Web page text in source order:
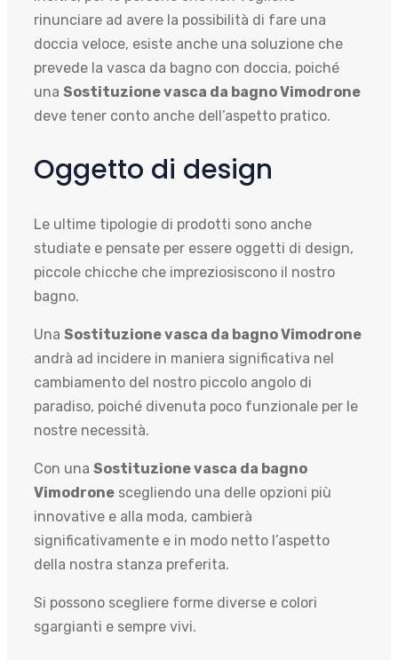
rinunciare ad avere la possibilità di fare una
doccia veloce, esiste anche una soluzione che
prevede la vasca da bagno con doccia, poiché
una Sostituzione vasca da bagno Vimodrone
deve tener conto anche dell’aspetto pratico.
Oggetto di design
Le ultime tipologie di prodotti sono anche
studiate e pensate per essere oggetti di design,
piccole chicche che impreziosiscono il nostro
bagno.
Una Sostituzione vasca da bagno Vimodrone
andrà ad incidere in maniera significativa nel
cambiamento del nostro piccolo angolo di
paradiso, poiché divenuta poco funzionale per le
nostre necessità.
Con una Sostituzione vasca da bagno
Vimodrone scegliendo una delle opzioni più
innovative e alla moda, cambierà
significativamente e in modo netto l’aspetto
della nostra stanza preferita.
Si possono scegliere forme diverse e colori
sgargianti e sempre vivi.